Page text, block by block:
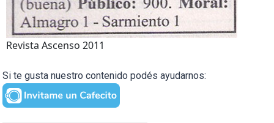
Revista Ascenso 2011
Si te gusta nuestro contenido podés ayudarnos: